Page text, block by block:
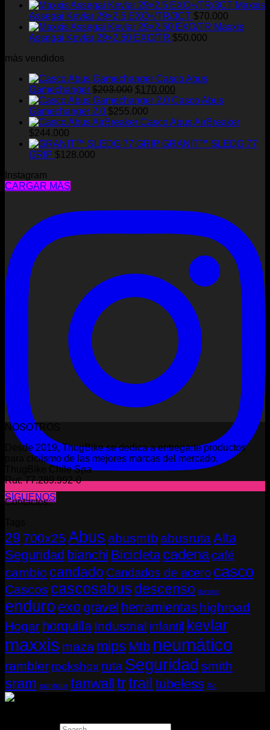
opciones
pueden
la
producto
Maxxis
Assegai Kevlar 29×2.5 EXO+/TR/3CT $70.000
Maxxis
Assegai Kevlar 29×2.50 EXO/TR $50.000
más vendidos
Casco Abus
Gamechanger $203.000 El
precio
original
era:
$170.000
precio
es:
Casco Abus
Gamechanger 2.0 $255.000
Casco Abus AirBreaker
$244.000
GRANIT™ SLEDG 77
GRIP $128.000
Instagram
CARGAR MÁS
SÍGUENOS
NOSOTROS
Desde 2019, ThugBike se dedica a entregarte productos
para ciclismo de las mejores marcas del mercado.
ThugBike Chile Spa
Rut: 77.289.992-0
Contactos:
29 700x25 Abus abusmtb abusrutaAlta
Seguridad bianchi Bicicleta cadenacafé
cambio candado Candados de acero casco
Cascos cascosabus descenso durolux
enduro exo gravel herramientas highroad
Hogar horquilla Industrial infantil kevlar
maxxis maza mips Mtb neumático
rambler rockshox ruta Seguridad smith
sram suntour tanwalltrtrail tubeless Xc